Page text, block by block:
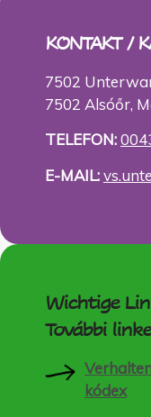
KONTAKT /
7502
7502 Alsóőr,
TELEFON:
E-MAIL:
Wichtige
További
kódex